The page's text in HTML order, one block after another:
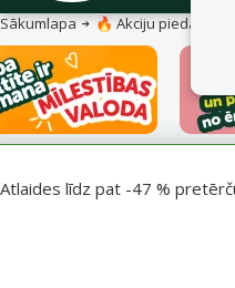
Sākumlapa 🔥 Akciju piedāvājumi
Atlaides līdz pat -47 %